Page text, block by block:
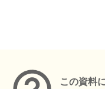
この資料